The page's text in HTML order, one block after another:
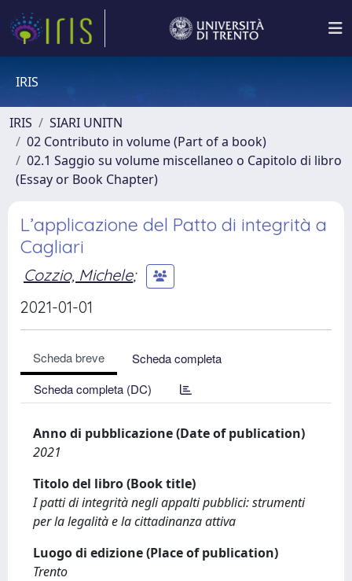
IRIS
IRIS
SIARI UNITN
02 Contributo in volume (Part of a book)
02.1 Saggio su volume miscellaneo o Capitolo di libro
(Essay or Book Chapter)
L’applicazione del Patto di integrità a
Cagliari
Cozzio, Michele;
2021-01-01
Scheda breve
Scheda completa
Scheda completa (DC)
Anno di pubblicazione (Date of publication)
2021
Titolo del libro (Book title)
I patti di integrità negli appalti pubblici: strumenti
per la legalità e la cittadinanza attiva
Luogo di edizione (Place of publication)
Trento